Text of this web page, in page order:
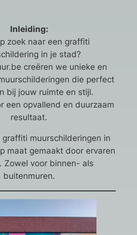
Inleiding:
zoek naar een graffiti
in je stad?
creëren we unieke en
die perfect
bij jouw ruimte en stijl.
een opvallend en duurzaam
resultaat.
graffiti muurschilderingen in
maat gemaakt door ervaren
Zowel voor binnen- als
buitenmuren.